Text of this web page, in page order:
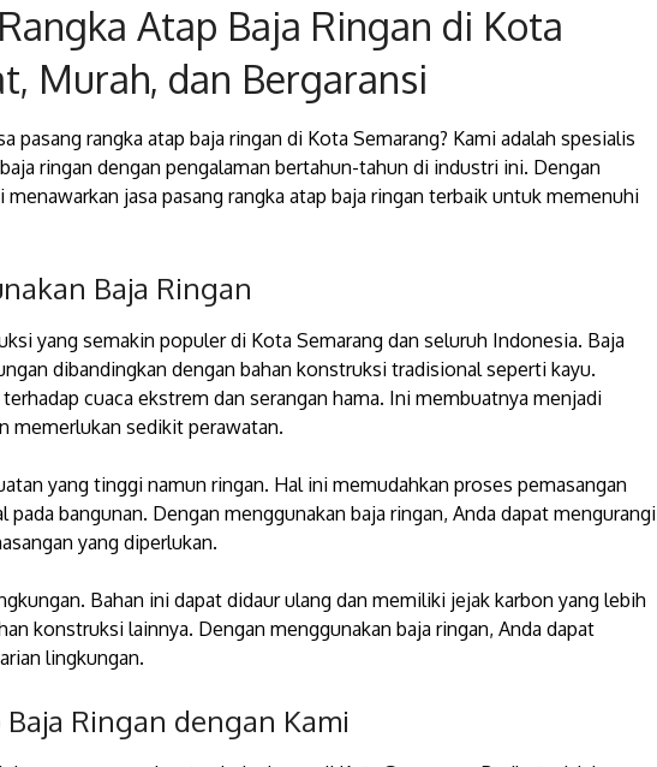
Atap Baja Ringan di Kota
Murah, dan Bergaransi
pasang rangka atap baja ringan di Kota Semarang? Kami adalah spesialis
ringan dengan pengalaman bertahun-tahun di industri ini. Dengan
jasa pasang rangka atap baja ringan terbaik untuk memenuhi
Baja Ringan
yang semakin populer di Kota Semarang dan seluruh Indonesia. Baja
dibandingkan dengan bahan konstruksi tradisional seperti kayu.
cuaca ekstrem dan serangan hama. Ini membuatnya menjadi
memerlukan sedikit perawatan.
yang tinggi namun ringan. Hal ini memudahkan proses pemasangan
bangunan. Dengan menggunakan baja ringan, Anda dapat mengurangi
yang diperlukan.
Bahan ini dapat didaur ulang dan memiliki jejak karbon yang lebih
konstruksi lainnya. Dengan menggunakan baja ringan, Anda dapat
lingkungan.
Ringan dengan Kami